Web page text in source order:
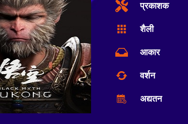
प्रकाशक
शैली
आकार
वर्शन
अद्यतन